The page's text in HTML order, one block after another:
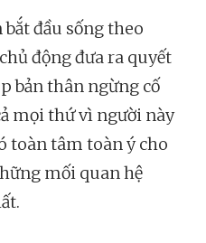
bắt đầu sống theo
động đưa ra quyết
bản thân ngừng cố
mọi thứ vì người này
toàn tâm toàn ý cho
mối quan hệ